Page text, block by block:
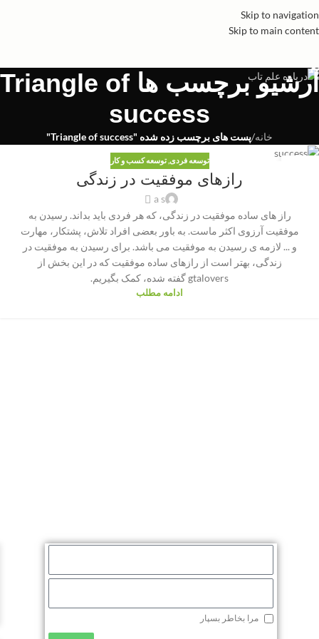
Skip to navigation
Skip to main content
آرشیو برچسب ها Triangle of
success
خانه/پست های برچسب زده شده "Triangle of success"
توسعه فردی ,توسعه کسب و کار
رازهای موفقیت در زندگی
a s
راز های ساده موفقیت در زندگی، که هر فردی باید بداند. رسیدن به
موفقیت آرزوی اکثر ماست. به باور بعضی افراد تلاش، پشتکار، مهارت
و ... لازمه ی رسیدن به موفقیت می باشد. برای رسیدن به موفقیت در
زندگی، بهتر است از رازهای ساده موفقیت که در این بخش از
gtalovers گفته شده، کمک بگیریم.
ادامه مطلب
مرا بخاطر بسپار